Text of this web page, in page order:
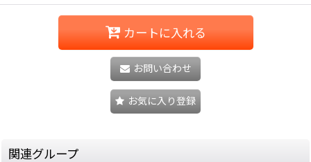
カートに入れる
お問い合わせ
お気に入り登録
関連グループ